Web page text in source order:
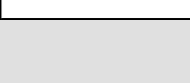
Vous pouvez rechercher les produits par